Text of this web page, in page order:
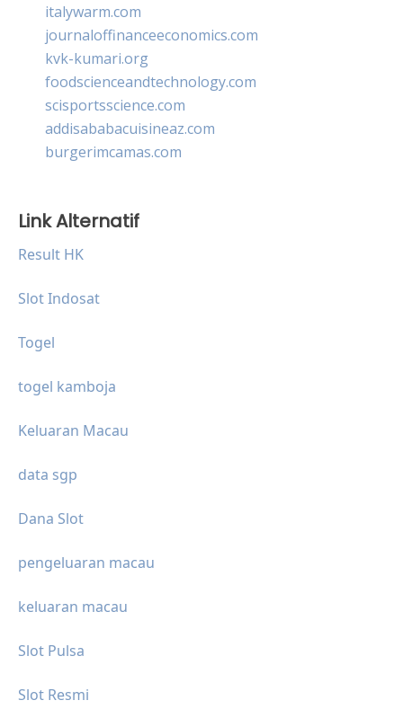
italywarm.com
journaloffinanceeconomics.com
kvk-kumari.org
foodscienceandtechnology.com
scisportsscience.com
addisababacuisineaz.com
burgerimcamas.com
Link Alternatif
Result HK
Slot Indosat
Togel
togel kamboja
Keluaran Macau
data sgp
Dana Slot
pengeluaran macau
keluaran macau
Slot Pulsa
Slot Resmi